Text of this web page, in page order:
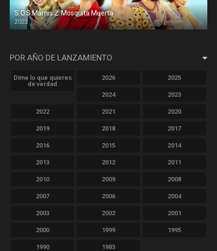
S.O.S Mamis 2: Mosquita Muerta
2023
POR AÑO DE LANZAMIENTO
Dime lo que quieres
de verdad
2026 2025
2024 2023
2022 2021 2020
2019 2018 2017
2016 2015 2014
2013 2012 2011
2010 2009 2008
2007 2006 2004
2003 2002 2001
2000 1999 1995
1990 1983